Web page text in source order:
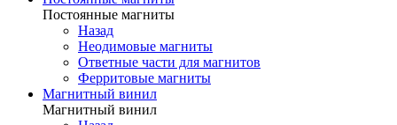
Постоянные магниты
Назад
Неодимовые магниты
Ответные части для магнитов
Ферритовые магниты
Магнитный винил
Магнитный винил